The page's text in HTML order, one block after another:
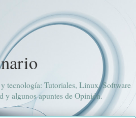
tecnología: Tutoriales, Linux, Software
y algunos apuntes de Opinión.